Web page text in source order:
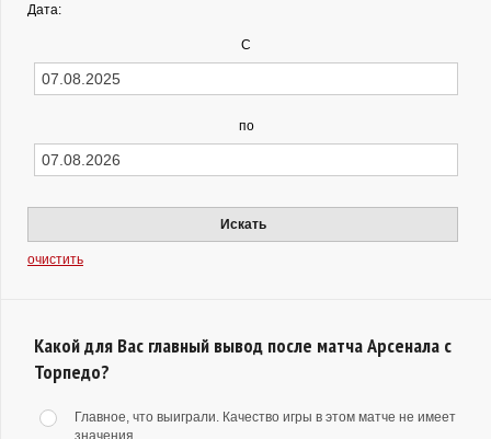
Дата:
С
по
Искать
очистить
Какой для Вас главный вывод после матча Арсенала с
Торпедо?
Главное, что выиграли. Качество игры в этом матче не имеет
значения